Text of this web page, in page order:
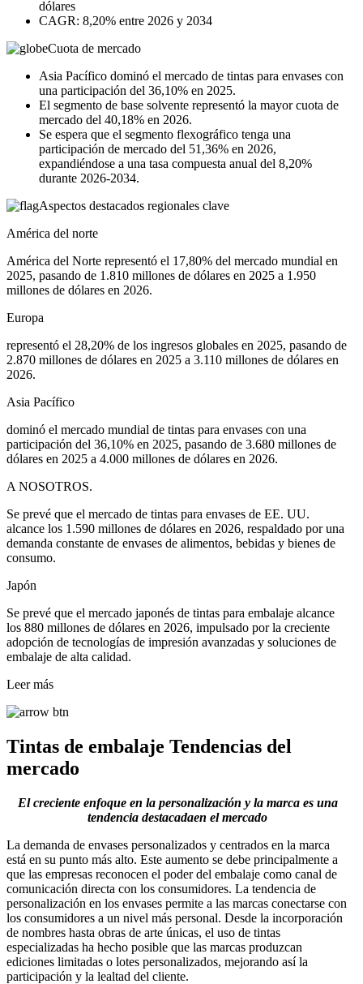
dólares
CAGR: 8,20% entre 2026 y 2034
Cuota de mercado
Asia Pacífico dominó el mercado de tintas para envases con
una participación del 36,10% en 2025.
El segmento de base solvente representó la mayor cuota de
mercado del 40,18% en 2026.
Se espera que el segmento flexográfico tenga una
participación de mercado del 51,36% en 2026,
expandiéndose a una tasa compuesta anual del 8,20%
durante 2026-2034.
Aspectos destacados regionales clave
América del norte
América del Norte representó el 17,80% del mercado mundial en
2025, pasando de 1.810 millones de dólares en 2025 a 1.950
millones de dólares en 2026.
Europa
representó el 28,20% de los ingresos globales en 2025, pasando de
2.870 millones de dólares en 2025 a 3.110 millones de dólares en
2026.
Asia Pacífico
dominó el mercado mundial de tintas para envases con una
participación del 36,10% en 2025, pasando de 3.680 millones de
dólares en 2025 a 4.000 millones de dólares en 2026.
A NOSOTROS.
Se prevé que el mercado de tintas para envases de EE. UU.
alcance los 1.590 millones de dólares en 2026, respaldado por una
demanda constante de envases de alimentos, bebidas y bienes de
consumo.
Japón
Se prevé que el mercado japonés de tintas para embalaje alcance
los 880 millones de dólares en 2026, impulsado por la creciente
adopción de tecnologías de impresión avanzadas y soluciones de
embalaje de alta calidad.
Leer más
Tintas de embalaje Tendencias del
mercado
El creciente enfoque en la personalización y la marca es una
tendencia destacadaen el mercado
La demanda de envases personalizados y centrados en la marca
está en su punto más alto. Este aumento se debe principalmente a
que las empresas reconocen el poder del embalaje como canal de
comunicación directa con los consumidores. La tendencia de
personalización en los envases permite a las marcas conectarse con
los consumidores a un nivel más personal. Desde la incorporación
de nombres hasta obras de arte únicas, el uso de tintas
especializadas ha hecho posible que las marcas produzcan
ediciones limitadas o lotes personalizados, mejorando así la
participación y la lealtad del cliente.